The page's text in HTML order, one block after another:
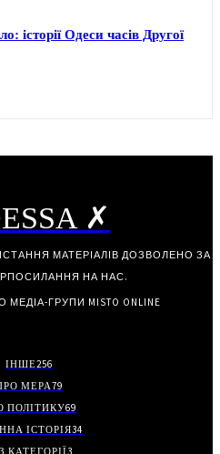
історії Одеси часів Другої
✗
МАТЕРІАЛІВ ДОЗВОЛЕНО ЗА
НА НАС.
МЕДІА-ГРУПИ MISTO ONLINE
ІНШЕ256
МЕРА79
ПОЛІТИКУ69
ІСТОРІЯ34
КАТЕГОРІЇ3